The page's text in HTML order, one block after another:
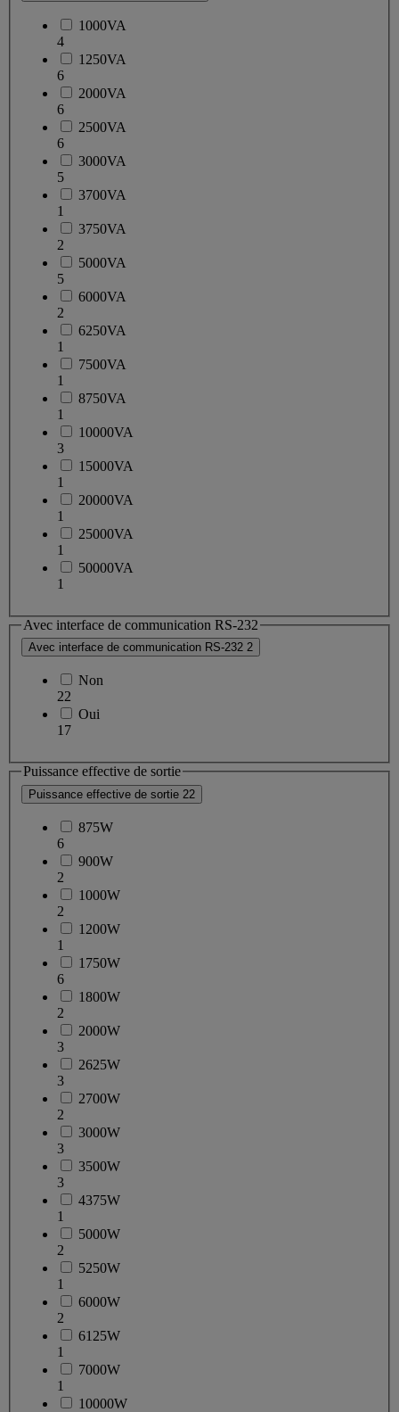
1000VA
4
1250VA
6
2000VA
6
2500VA
6
3000VA
5
3700VA
1
3750VA
2
5000VA
5
6000VA
2
6250VA
1
7500VA
1
8750VA
1
10000VA
3
15000VA
1
20000VA
1
25000VA
1
50000VA
1
Avec interface de communication RS-232
Avec interface de communication RS-232 2
Non
22
Oui
17
Puissance effective de sortie
Puissance effective de sortie 22
875W
6
900W
2
1000W
2
1200W
1
1750W
6
1800W
2
2000W
3
2625W
3
2700W
2
3000W
3
3500W
3
4375W
1
5000W
2
5250W
1
6000W
2
6125W
1
7000W
1
10000W